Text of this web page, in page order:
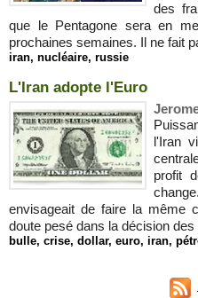
des
que le Pentagone sera en
prochaines semaines. Il ne fait
iran, nucléaire, russie
L'Iran adopte l'Euro
l'Iran
profit
envisageait de faire la même
doute pesé dans la décision
bulle, crise, dollar, euro, iran,